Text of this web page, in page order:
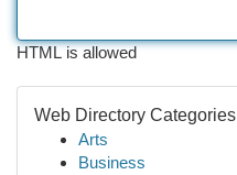
HTML is allowed
Web Directory Categories
Arts
Business